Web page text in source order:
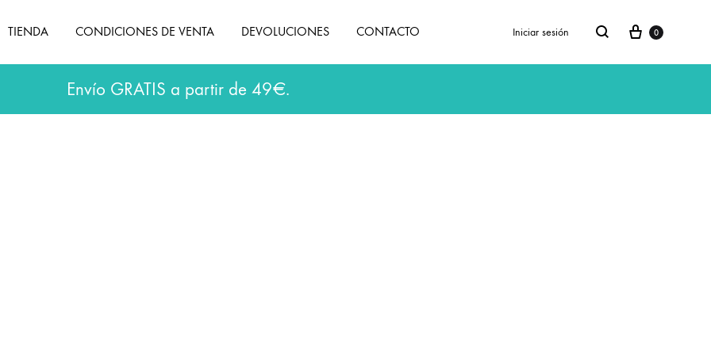
TIENDA CONDICIONES DE VENTA DEVOLUCIONES CONTACTO Iniciar sesión Buscar Carrito
0
Envío GRATIS a partir de 49€.